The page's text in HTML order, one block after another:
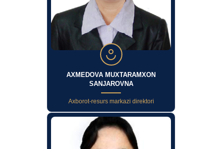
AXMEDOVA MUXTARAMXON
SANJAROVNA
Axborot-resurs markazi direktori